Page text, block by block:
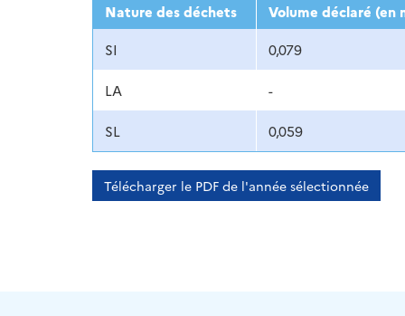
Nature des déchets
Volume déclaré (en
SI
0,079
LA -
SL 0,059
Télécharger le PDF de l'année sélectionnée